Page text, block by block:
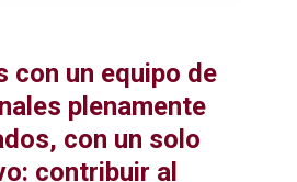
con un equipo de
plenamente
con un solo
contribuir al